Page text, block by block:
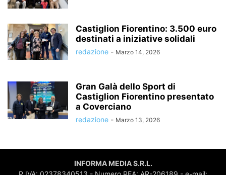
Castiglion Fiorentino: 3.500 euro
destinati a iniziative solidali
redazione - Marzo 14, 2026
Gran Galà dello Sport di
Castiglion Fiorentino presentato
a Coverciano
redazione - Marzo 13, 2026
INFORMA MEDIA S.R.L.